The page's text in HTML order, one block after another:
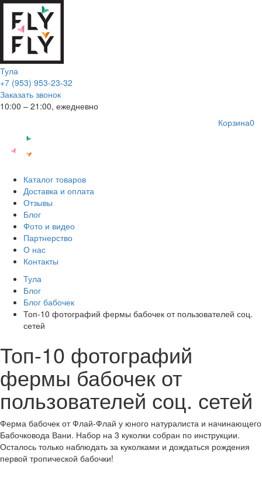
Тула
+7 (953) 953-23-32
Заказать звонок
10:00 – 21:00, ежедневно
Корзина0
Каталог товаров
Доставка и оплата
Отзывы
Блог
Фото и видео
Партнерство
О нас
Контакты
Тула
Блог
Блог бабочек
Топ-10 фотографий фермы бабочек от пользователей соц.
сетей
Топ-10 фотографий
фермы бабочек от
пользователей соц. сетей
Ферма бабочек от Флай-Флай у юного натуралиста и начинающего
Бабочковода Вани. Набор на 3 куколки собран по инструкции.
Осталось только наблюдать за куколками и дождаться рождения
первой тропической бабочки!